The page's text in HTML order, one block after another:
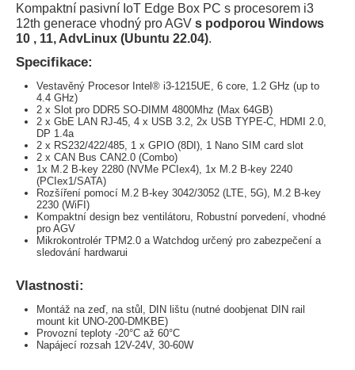
Kompaktní pasivní IoT Edge Box PC s procesorem i3
12th generace vhodný pro AGV s podporou Windows
10 , 11, AdvLinux (Ubuntu 22.04).
Specifikace:
Vestavěný Procesor Intel® i3-1215UE, 6 core, 1.2 GHz (up to
4.4 GHz)
2 x Slot pro DDR5 SO-DIMM 4800Mhz (Max 64GB)
2 x GbE LAN RJ-45, 4 x USB 3.2, 2x USB TYPE-C, HDMI 2.0,
DP 1.4a
2 x RS232/422/485, 1 x GPIO (8DI), 1 Nano SIM card slot
2 x CAN Bus CAN2.0 (Combo)
1x M.2 B-key 2280 (NVMe PCIex4), 1x M.2 B-key 2240
(PCIex1/SATA)
Rozšíření pomocí M.2 B-key 3042/3052 (LTE, 5G), M.2 B-key
2230 (WiFI)
Kompaktní design bez ventilátoru, Robustní porvedení, vhodné
pro AGV
Mikrokontrolér TPM2.0 a Watchdog určený pro zabezpečení a
sledování hardwarui
Vlastnosti:
Montáž na zeď, na stůl, DIN lištu (nutné doobjenat DIN rail
mount kit UNO-200-DMKBE)
Provozní teploty -20°C až 60°C
Napájecí rozsah 12V-24V, 30-60W